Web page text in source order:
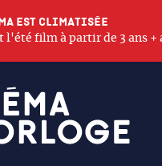
est climatisée
film à partir de 3 ans +